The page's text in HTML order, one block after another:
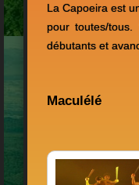
La Capoeira est
pour toutes/
débutants et
Maculélé